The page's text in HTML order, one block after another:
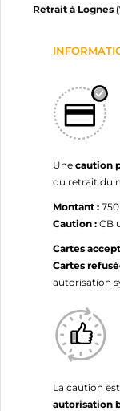
Retrait à Lognes
Une caution
du retrait du
Montant :
Caution : CB
Cartes
Cartes
autorisation
La caution
autorisation